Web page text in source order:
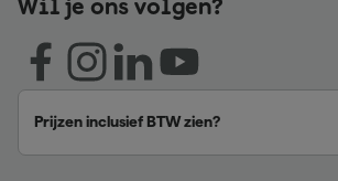
Wil je ons volgen?
Prijzen inclusief BTW zien?